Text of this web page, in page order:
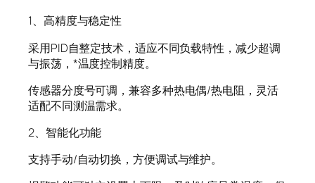
1、高精度与稳定性
采用PID自整定技术，适应不同负载特性，减少超调
与振荡，*温度控制精度。
传感器分度号可调，兼容多种热电偶/热电阻，灵活
适配不同测温需求。
2、智能化功能
支持手动/自动切换，方便调试与维护。